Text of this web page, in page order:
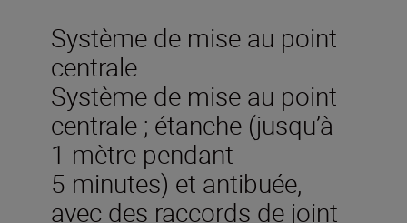
Système de mise au point
centrale
Système de mise au point
centrale ; étanche (jusqu’à
1 mètre pendant
5 minutes) et antibuée,
avec des raccords de joint